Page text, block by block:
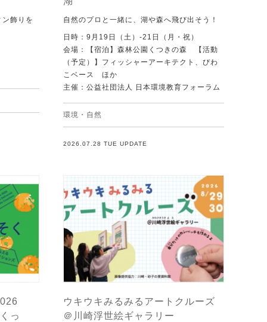
飾りを
自然のプロと一緒に、湖や森へ飛び出そう！
日時：9月19日（土）-21日（月・祝）
会場：【宿泊】森林公園くつきの森 【活動
（予定）】フィッシャーアーキテクト、びわ
こベース ほか
主催：公益社団法人 日本環境教育フォーラム
環境・自然
2026.07.28 TUE UPDATE
っ
ウキウキみるみるアートクルーズ
＠川崎浮世絵ギャラリー